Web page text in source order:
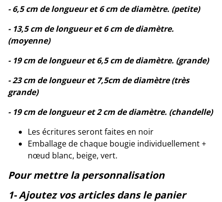
- 6,5 cm de longueur et 6 cm de diamètre. (petite)
- 13,5 cm de longueur et 6 cm de diamètre.
(moyenne)
- 19 cm de longueur et 6,5 cm de diamètre. (grande)
- 23 cm de longueur et 7,5cm de diamètre (très
grande)
- 19 cm de longueur et 2 cm de diamètre. (chandelle)
Les écritures seront faites en noir
Emballage de chaque bougie individuellement +
nœud blanc, beige, vert.
Pour mettre la personnalisation
1- Ajoutez vos articles dans le panier